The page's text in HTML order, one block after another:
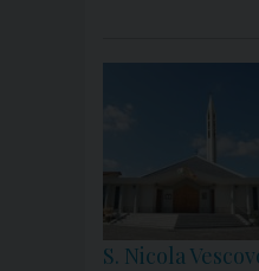
S. Nicola